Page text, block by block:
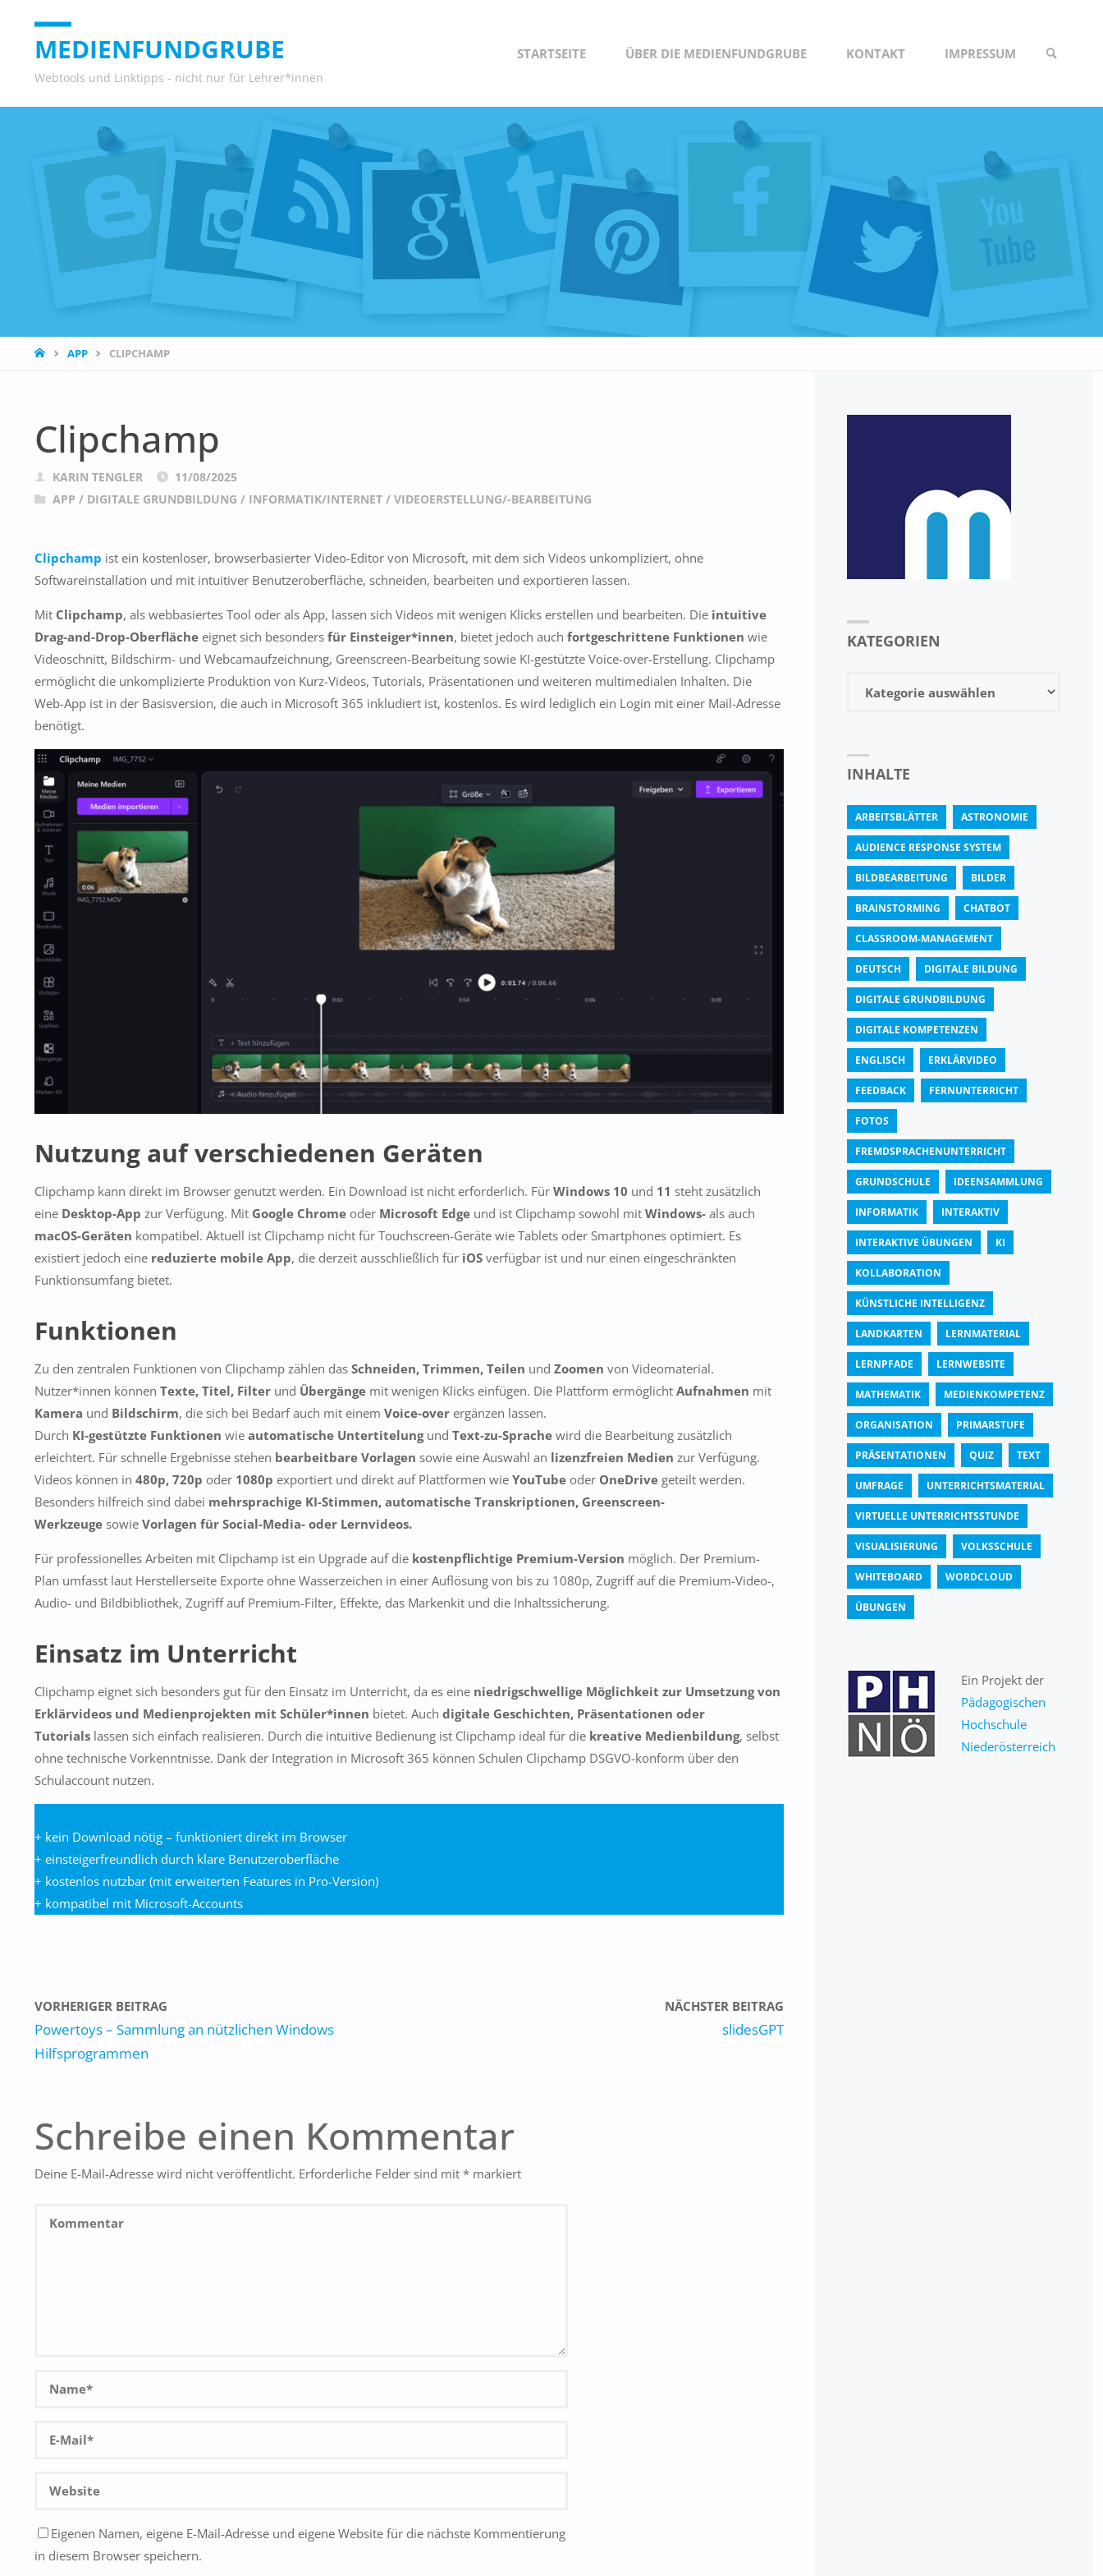
MEDIENFUNDGRUBE
Webtools und Linktipps - nicht nur für Lehrer*innen
Inhalt
springen
STARTSEITE ÜBER DIE MEDIENFUNDGRUBE KONTAKT IMPRESSUM
START
APP CLIPCHAMP
Clipchamp
KARIN TENGLER
11/08/2025
APP / DIGITALE GRUNDBILDUNG / INFORMATIK/INTERNET/ VIDEOERSTELLUNG/-BEARBEITUNG
Clipchamp ist ein kostenloser, browserbasierter Video-Editor von Microsoft, mit dem sich Videos unkompliziert, ohne
Softwareinstallation und mit intuitiver Benutzeroberfläche, schneiden, bearbeiten und exportieren lassen.
Mit Clipchamp, als webbasiertes Tool oder als App, lassen sich Videos mit wenigen Klicks erstellen und bearbeiten. Die intuitive
Drag-and-Drop-Oberfläche eignet sich besonders für Einsteiger*innen, bietet jedoch auch fortgeschrittene Funktionen wie
Videoschnitt, Bildschirm- und Webcamaufzeichnung, Greenscreen-Bearbeitung sowie KI-gestützte Voice-over-Erstellung. Clipchamp
ermöglicht die unkomplizierte Produktion von Kurz-Videos, Tutorials, Präsentationen und weiteren multimedialen Inhalten. Die
Web-App ist in der Basisversion, die auch in Microsoft 365 inkludiert ist, kostenlos. Es wird lediglich ein Login mit einer Mail-Adresse
benötigt.
Nutzung auf verschiedenen Geräten
Clipchamp kann direkt im Browser genutzt werden. Ein Download ist nicht erforderlich. Für Windows 10 und 11 steht zusätzlich
eine Desktop-App zur Verfügung. Mit Google Chrome oder Microsoft Edge und ist Clipchamp sowohl mit Windows- als auch
macOS-Geräten kompatibel. Aktuell ist Clipchamp nicht für Touchscreen-Geräte wie Tablets oder Smartphones optimiert. Es
existiert jedoch eine reduzierte mobile App, die derzeit ausschließlich für iOS verfügbar ist und nur einen eingeschränkten
Funktionsumfang bietet.
Funktionen
Zu den zentralen Funktionen von Clipchamp zählen das Schneiden, Trimmen, Teilen und Zoomen von Videomaterial.
Nutzer*innen können Texte, Titel, Filter und Übergänge mit wenigen Klicks einfügen. Die Plattform ermöglicht Aufnahmen mit
Kamera und Bildschirm, die sich bei Bedarf auch mit einem Voice-over ergänzen lassen.
Durch KI-gestützte Funktionen wie automatische Untertitelungund Text-zu-Sprache wird die Bearbeitung zusätzlich
erleichtert. Für schnelle Ergebnisse stehen bearbeitbare Vorlagen sowie eine Auswahl an lizenzfreien Medien zur Verfügung.
Videos können in 480p, 720p oder 1080p exportiert und direkt auf Plattformen wie YouTube oder OneDrive geteilt werden.
Besonders hilfreich sind dabei mehrsprachige KI-Stimmen, automatische Transkriptionen, Greenscreen-
Werkzeuge sowie Vorlagen für Social-Media- oder Lernvideos.
Für professionelles Arbeiten mit Clipchamp ist ein Upgrade auf die kostenpflichtige Premium-Version möglich. Der Premium-
Plan umfasst laut Herstellerseite Exporte ohne Wasserzeichen in einer Auflösung von bis zu 1080p, Zugriff auf die Premium-Video-,
Audio- und Bildbibliothek, Zugriff auf Premium-Filter, Effekte, das Markenkit und die Inhaltssicherung.
Einsatz im Unterricht
Clipchamp eignet sich besonders gut für den Einsatz im Unterricht, da es eine niedrigschwellige Möglichkeit zur Umsetzung von
Erklärvideos und Medienprojekten mit Schüler*innen bietet. Auch digitale Geschichten, Präsentationen oder
Tutorials lassen sich einfach realisieren. Durch die intuitive Bedienung ist Clipchamp ideal für die kreative Medienbildung, selbst
ohne technische Vorkenntnisse. Dank der Integration in Microsoft 365 können Schulen Clipchamp DSGVO-konform über den
Schulaccount nutzen.
+ kein Download nötig – funktioniert direkt im Browser
+ einsteigerfreundlich durch klare Benutzeroberfläche
+ kostenlos nutzbar (mit erweiterten Features in Pro-Version)
+ kompatibel mit Microsoft-Accounts
VORHERIGER BEITRAG
Powertoys – Sammlung an nützlichen Windows
Hilfsprogrammen
NÄCHSTER BEITRAG
slidesGPT
Schreibe einen Kommentar
Deine E-Mail-Adresse wird nicht veröffentlicht. Erforderliche Felder sind mit * markiert
Eigenen Namen, eigene E-Mail-Adresse und eigene Website für die nächste Kommentierung
in diesem Browser speichern.
KATEGORIEN
INHALTE
ARBEITSBLÄTTER ASTRONOMIE
AUDIENCE RESPONSE SYSTEM
BILDBEARBEITUNG BILDER
BRAINSTORMING CHATBOT
CLASSROOM-MANAGEMENT
DEUTSCH DIGITALE BILDUNG
DIGITALE GRUNDBILDUNG
DIGITALE KOMPETENZEN
ENGLISCH ERKLÄRVIDEO
FEEDBACK FERNUNTERRICHT
FOTOS
FREMDSPRACHENUNTERRICHT
GRUNDSCHULE IDEENSAMMLUNG
INFORMATIK INTERAKTIV
INTERAKTIVE ÜBUNGEN KI
KOLLABORATION
KÜNSTLICHE INTELLIGENZ
LANDKARTEN LERNMATERIAL
LERNPFADE LERNWEBSITE
MATHEMATIK MEDIENKOMPETENZ
ORGANISATION PRIMARSTUFE
PRÄSENTATIONEN QUIZ TEXT
UMFRAGE UNTERRICHTSMATERIAL
VIRTUELLE UNTERRICHTSSTUNDE
VISUALISIERUNG VOLKSSCHULE
WHITEBOARD WORDCLOUD
ÜBUNGEN
Ein Projekt der
Pädagogischen
Hochschule
Niederösterreich